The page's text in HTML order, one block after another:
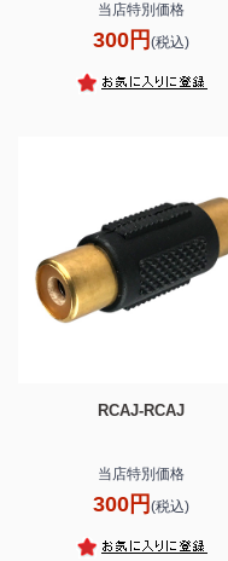
当店特別価格
300円 (税込)
RCAJ-RCAJ
当店特別価格
300円 (税込)